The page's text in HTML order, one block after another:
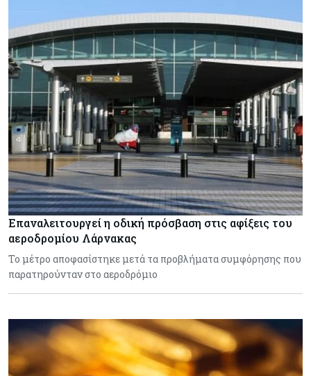
Επαναλειτουργεί η οδική πρόσβαση στις αφίξεις του
αεροδρομίου Λάρνακας
Το μέτρο αποφασίστηκε μετά τα προβλήματα συμφόρησης που
παρατηρούνταν στο αεροδρόμιο